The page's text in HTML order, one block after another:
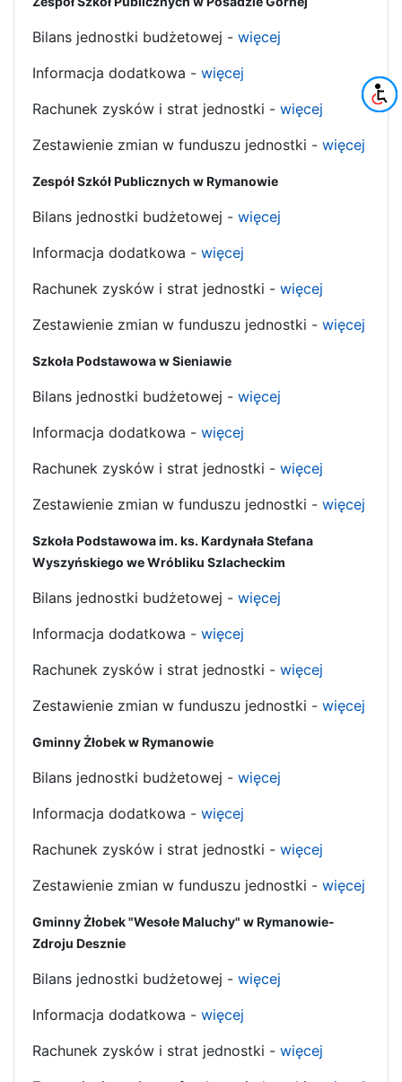
Bilans jednostki budżetowej - więcej
Informacja dodatkowa - więcej
Rachunek zysków i strat jednostki - więcej
Zestawienie zmian w funduszu jednostki - więcej
Zespół Szkół Publicznych w Rymanowie
Bilans jednostki budżetowej - więcej
Informacja dodatkowa - więcej
Rachunek zysków i strat jednostki - więcej
Zestawienie zmian w funduszu jednostki - więcej
Szkoła Podstawowa w Sieniawie
Bilans jednostki budżetowej - więcej
Informacja dodatkowa - więcej
Rachunek zysków i strat jednostki - więcej
Zestawienie zmian w funduszu jednostki - więcej
Szkoła Podstawowa im. ks. Kardynała Stefana
Wyszyńskiego we Wróbliku Szlacheckim
Bilans jednostki budżetowej - więcej
Informacja dodatkowa - więcej
Rachunek zysków i strat jednostki - więcej
Zestawienie zmian w funduszu jednostki - więcej
Gminny Żłobek w Rymanowie
Bilans jednostki budżetowej - więcej
Informacja dodatkowa - więcej
Rachunek zysków i strat jednostki - więcej
Zestawienie zmian w funduszu jednostki - więcej
Gminny Żłobek "Wesołe Maluchy" w Rymanowie-
Zdroju Desznie
Bilans jednostki budżetowej - więcej
Informacja dodatkowa - więcej
Rachunek zysków i strat jednostki - więcej